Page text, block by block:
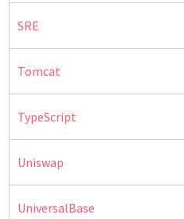
SRE
Tomcat
TypeScript
Uniswap
UniversalBase